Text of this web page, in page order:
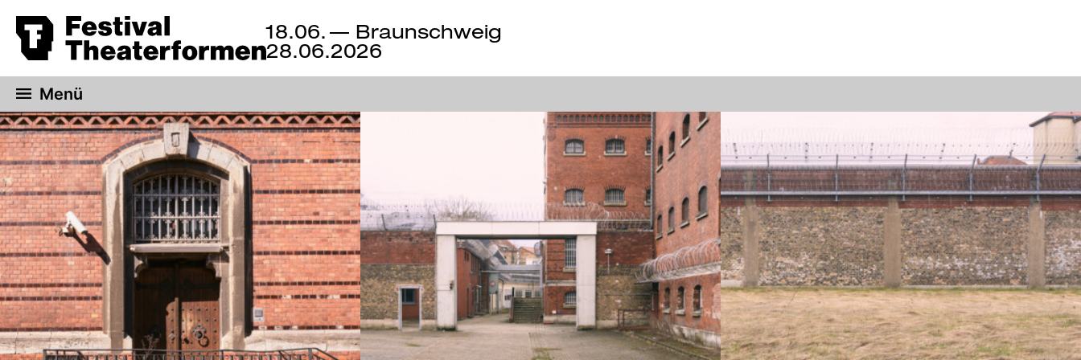
Zum
Hauptinhalt
springen
18.
bis
2026,
Braunschweig
18.06.
28.06.2026
— Braunschweig
Menü